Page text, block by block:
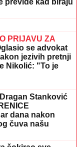
NAKON
GORI
dlaka sa